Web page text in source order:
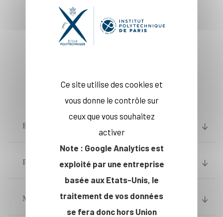
BACHELOR
PROGRAMME CYCLE INGÉNIEUR
MASTER IP PARIS
Ce site utilise des cookies et
vous donne le contrôle sur
ceux que vous souhaitez
activer
Note : Google Analytics est
exploité par une entreprise
basée aux Etats-Unis, le
traitement de vos données
se fera donc hors Union